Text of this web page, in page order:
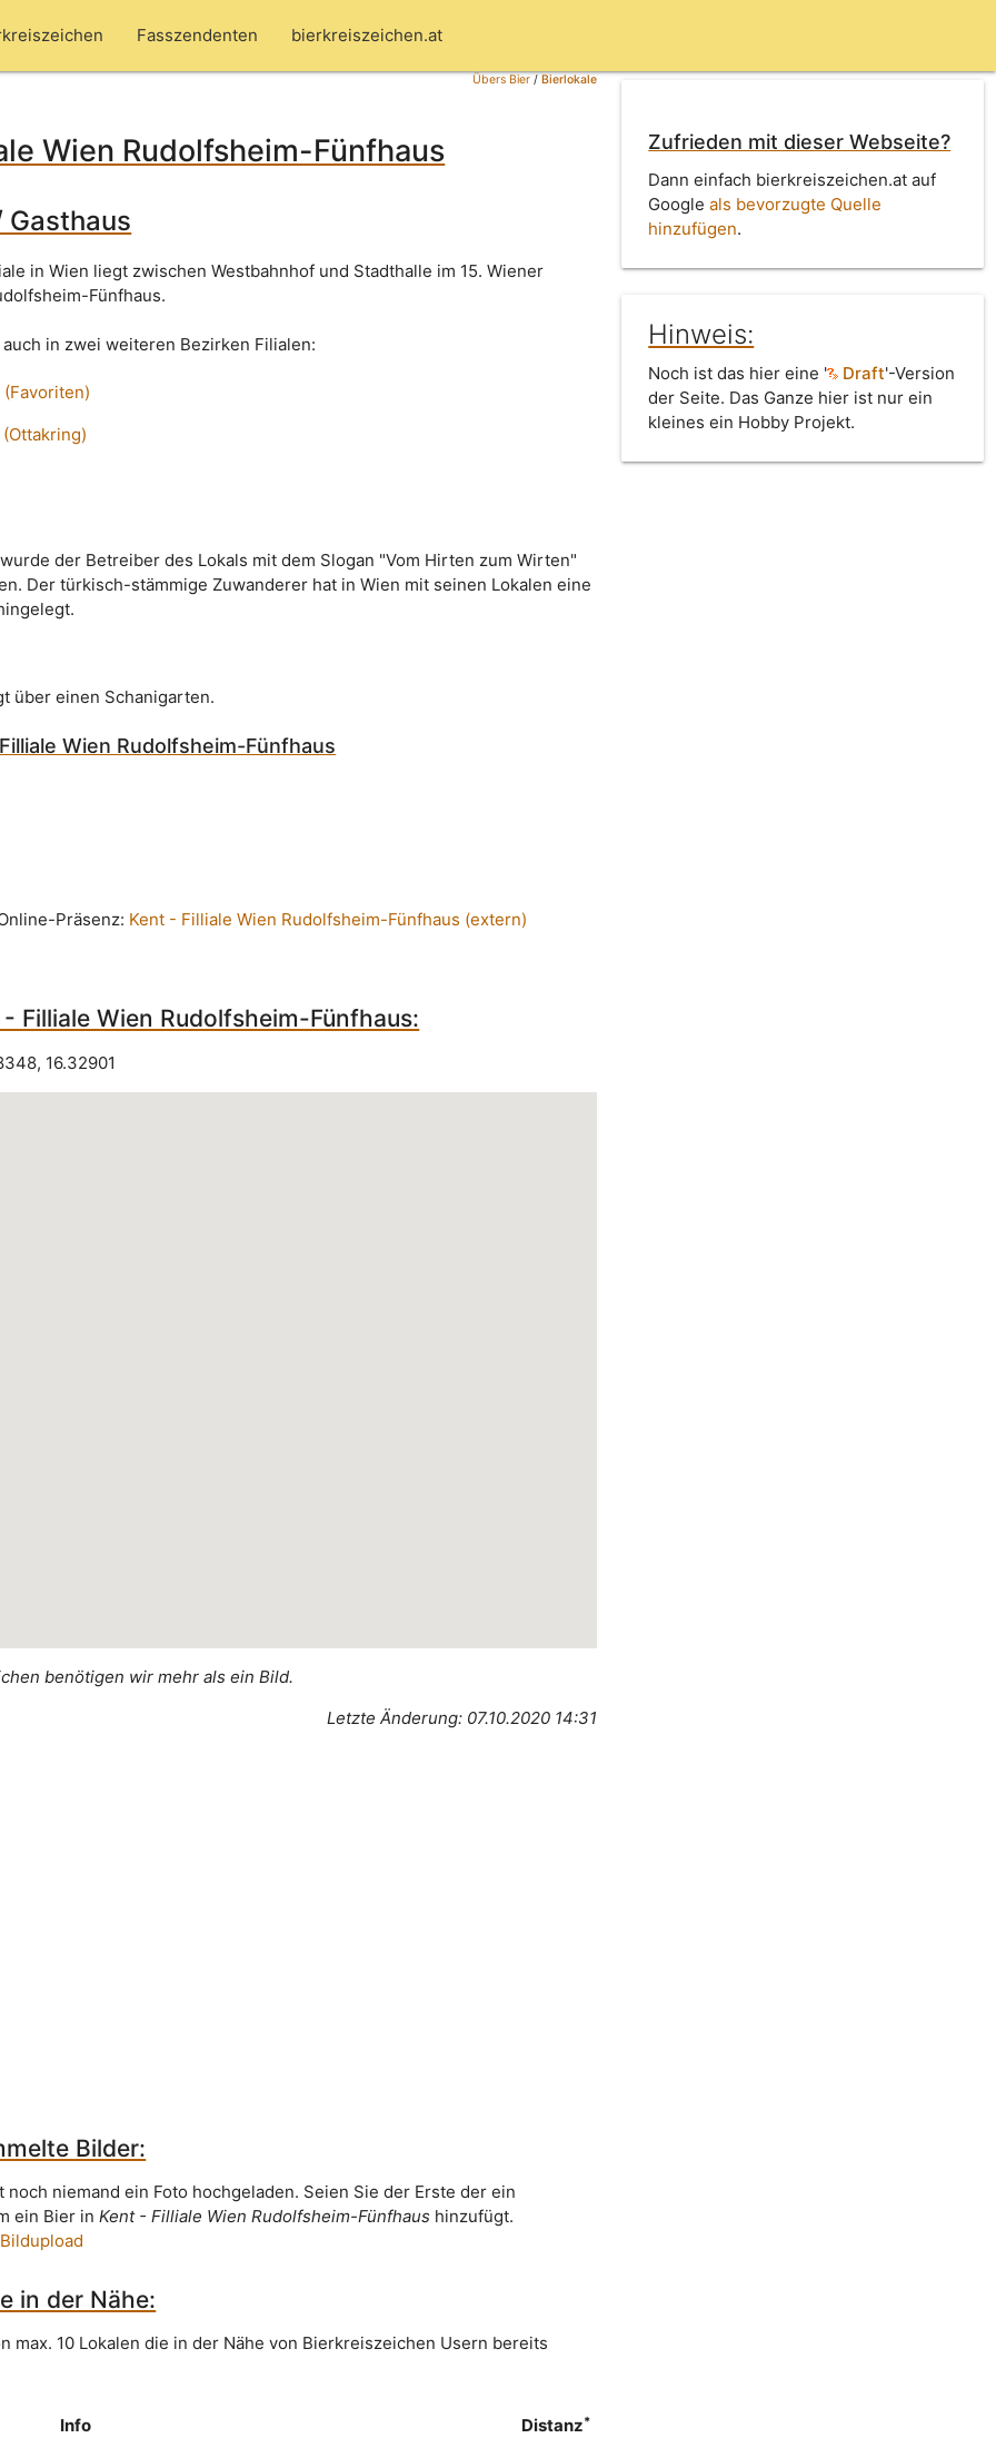
Fasszendenten bierkreiszeichen.at
Übers Bier/Bierlokale
Wien Rudolfsheim-Fünfhaus
Gasthaus
in Wien liegt zwischen Westbahnhof und Stadthalle im 15. Wiener
Fünfhaus.
in zwei weiteren Bezirken Filialen:
(Favoriten)
(Ottakring)
der Betreiber des Lokals mit dem Slogan "Vom Hirten zum Wirten"
Der türkisch-stämmige Zuwanderer hat in Wien mit seinen Lokalen eine
über einen Schanigarten.
Wien Rudolfsheim-Fünfhaus
Präsenz: Kent - Filliale Wien Rudolfsheim-Fünfhaus (extern)
Filliale Wien Rudolfsheim-Fünfhaus:
, 16.32901
benötigen wir mehr als ein Bild.
Letzte Änderung: 07.10.2020 14:31
Zufrieden mit dieser Webseite?
Dann einfach bierkreiszeichen.at auf
Googleals bevorzugte Quelle
hinzufügen.
Hinweis:
Noch ist das hier eine ' Draft'-Version
der Seite. Das Ganze hier ist nur ein
kleines ein Hobby Projekt.
Bilder:
noch niemand ein Foto hochgeladen. Seien Sie der Erste der ein
ein Bier inKent - Filliale Wien Rudolfsheim-Fünfhaus hinzufügt.
in der Nähe:
max. 10 Lokalen die in der Nähe von Bierkreiszeichen Usern bereits
Info Distanz*